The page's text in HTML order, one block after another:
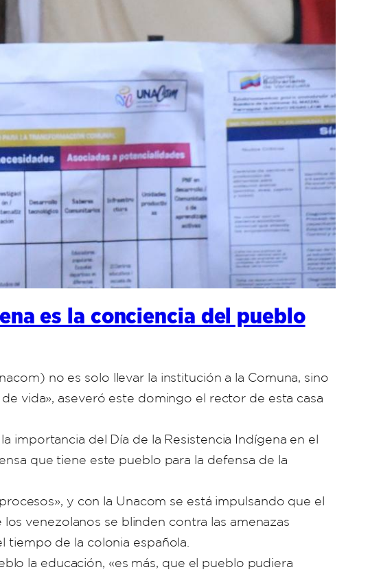
es la conciencia del pueblo
no es solo llevar la institución a la Comuna, sino
vida», aseveró este domingo el rector de esta casa
importancia del Día de la Resistencia Indígena en el
que tiene este pueblo para la defensa de la
y con la Unacom se está impulsando que el
venezolanos se blinden contra las amenazas
tiempo de la colonia española.
la educación, «es más, que el pueblo pudiera